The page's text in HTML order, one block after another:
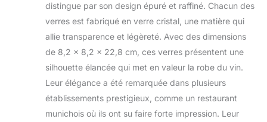
distingue par son design épuré et raffiné. Chacun des
verres est fabriqué en verre cristal, une matière qui
allie transparence et légèreté. Avec des dimensions
de 8,2 x 8,2 x 22,8 cm, ces verres présentent une
silhouette élancée qui met en valeur la robe du vin.
Leur élégance a été remarquée dans plusieurs
établissements prestigieux, comme un restaurant
munichois où ils ont su faire forte impression. Leur